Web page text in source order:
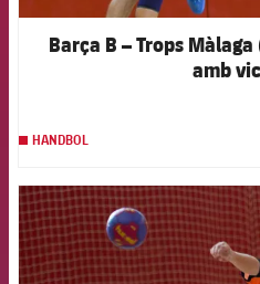
Barça B – Trops Màlaga
amb
HANDBOL